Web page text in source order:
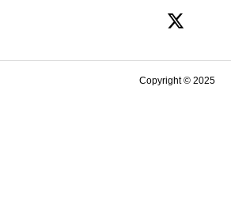
Copyright © 2025